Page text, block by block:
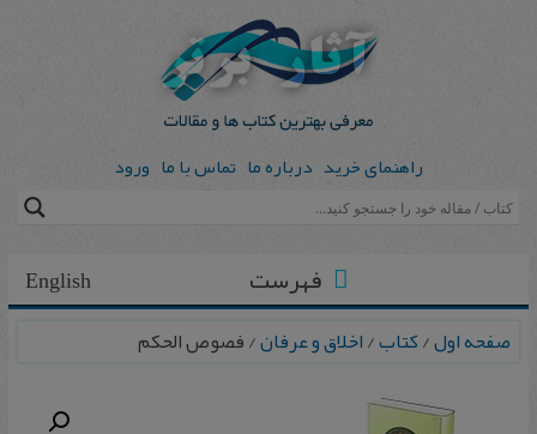
راهنمای خرید درباره ما تماس با ما ورود
English فهرست
صفحه اول/کتاب/اخلاق و عرفان/ فصوص الحکم